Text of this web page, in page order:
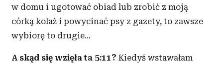
i reklam, aby oferować funkcje społecznościowe i
analizować ruch w naszej witrynie. Informacje o tym, jak
korzystasz z naszej witryny, udostępniamy partnerom
Partnerzy mogą połączyć te informacje z innymi danymi
w domu i ugotować obiad lub zrobić z moją
córką kolaż i powycinać psy z gazety, to zawsze
wybiorę to drugie...
A skąd się wzięła ta 5:11? Kiedyś wstawałam